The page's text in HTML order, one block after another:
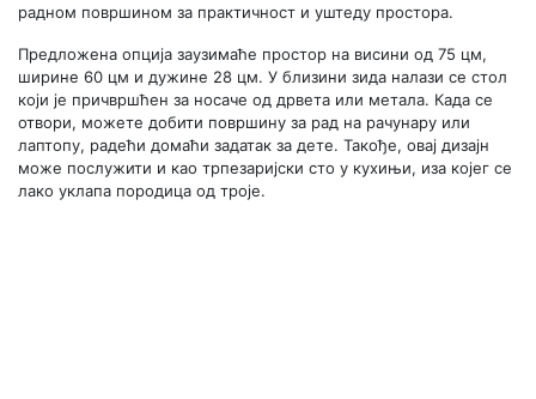
радном површином за практичност и уштеду простора.
Предложена опција заузимаће простор на висини од 75 цм,
ширине 60 цм и дужине 28 цм. У близини зида налази се стол
који је причвршћен за носаче од дрвета или метала. Када се
отвори, можете добити површину за рад на рачунару или
лаптопу, радећи домаћи задатак за дете. Такође, овај дизајн
може послужити и као трпезаријски сто у кухињи, иза којег се
лако уклапа породица од троје.